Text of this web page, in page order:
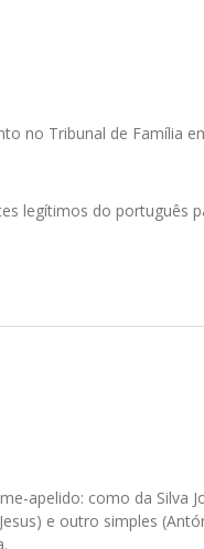
no Tribunal de Família
legítimos do português
apelido: como da Silva
e outro simples